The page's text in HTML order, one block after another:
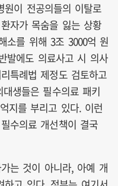
이 전공의들의 이탈로
자가 목숨을 잃는 상황
소를 위해 3조 3000억 원
발에도 의료사고 시 의사
특례법 제정도 검토하고
생들은 필수의료 패키
지를 부리고 있다. 이런
수의료 개선책이 결국
는 것이 아니라, 아예 개